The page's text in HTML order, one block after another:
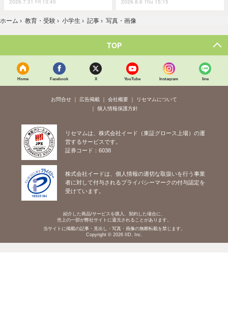
2026.7.31 Fri 13:45 2026.8.6 Thu 15:15
ホーム › 教育・受験 › 小学生 › 記事 › 写真・画像
TOP
Home Facebook X YouTube Instagram line
お問合せ 広告掲載 会社概要
リセマムについて
個人情報保護方針
リセマムは、株式会社イード（東証グロース上場）の運
営するサービスです。
証券コード：6038
株式会社イードは、個人情報の適切な取扱いを行う事業
者に対して付与されるプライバシーマークの付与認定を
受けています。
紹介した商品/サービスを購入、契約した場合に、
売上の一部が弊社サイトに還元されることがあります。
当サイトに掲載の記事・見出し・写真・画像の無断転載を禁じます。
Copyright © 2026 IID, Inc.